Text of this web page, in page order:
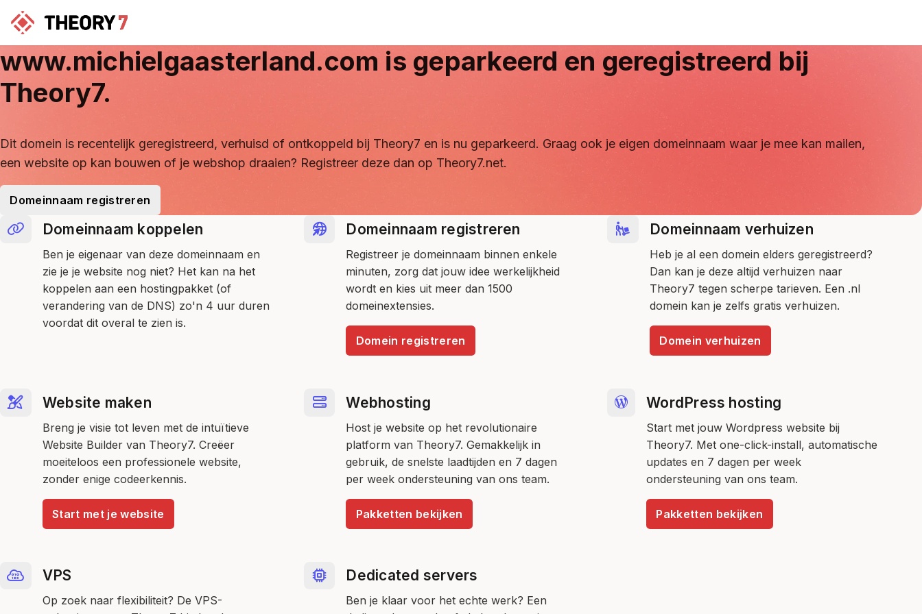
www.michielgaasterland.com is geparkeerd en geregistreerd bij
Theory7.
Dit domein is recentelijk geregistreerd, verhuisd of ontkoppeld bij Theory7 en is nu geparkeerd. Graag ook je eigen domeinnaam waar je mee kan mailen,
een website op kan bouwen of je webshop draaien? Registreer deze dan op Theory7.net.
Domeinnaam registreren
Domeinnaam koppelen
Ben je eigenaar van deze domeinnaam en
zie je je website nog niet? Het kan na het
koppelen aan een hostingpakket (of
verandering van de DNS) zo'n 4 uur duren
voordat dit overal te zien is.
Domeinnaam registreren
Registreer je domeinnaam binnen enkele
minuten, zorg dat jouw idee werkelijkheid
wordt en kies uit meer dan 1500
domeinextensies.
Domein registreren
Domeinnaam verhuizen
Heb je al een domein elders geregistreerd?
Dan kan je deze altijd verhuizen naar
Theory7 tegen scherpe tarieven. Een .nl
domein kan je zelfs gratis verhuizen.
Domein verhuizen
Website maken
Breng je visie tot leven met de intuïtieve
Website Builder van Theory7. Creëer
moeiteloos een professionele website,
zonder enige codeerkennis.
Start met je website
Webhosting
Host je website op het revolutionaire
platform van Theory7. Gemakkelijk in
gebruik, de snelste laadtijden en 7 dagen
per week ondersteuning van ons team.
Pakketten bekijken
WordPress hosting
Start met jouw Wordpress website bij
Theory7. Met one-click-install, automatische
updates en 7 dagen per week
ondersteuning van ons team.
Pakketten bekijken
VPS
Op zoek naar flexibiliteit? De VPS-
Dedicated servers
Ben je klaar voor het echte werk? Een